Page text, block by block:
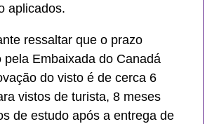
aplicados.
ressaltar que o prazo
pela Embaixada do Canadá
do visto é de cerca 6
vistos de turista, 8 meses
de estudo após a entrega de